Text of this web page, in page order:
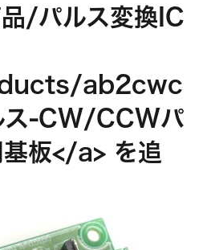
/パルス変換IC
ab2cwc
-CW/CCWパ
板</a> を追